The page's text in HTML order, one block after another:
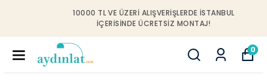
10000 TL VE ÜZERI ALIŞVERIŞLERDE İSTANBUL
IÇERISINDE ÜCRETSIZ MONTAJ!
0